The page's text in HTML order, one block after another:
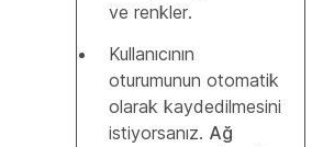
ve renkler.
Kullanıcının
oturumunun otomatik
olarak kaydedilmesini
istiyorsanız. Ağ